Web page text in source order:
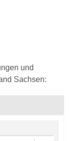
und
Sachsen: